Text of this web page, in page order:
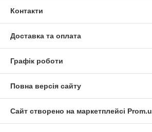
Контакти
Доставка та оплата
Графік роботи
Повна версія сайту
Сайт створено на маркетплейсі